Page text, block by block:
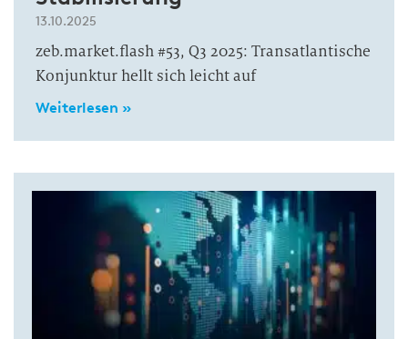
13.10.2025
zeb.market.flash #53, Q3 2025: Transatlantische
Konjunktur hellt sich leicht auf
Weiterlesen »